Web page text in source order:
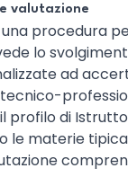
valutazione
procedura
lo
ad
profilo di
le materie